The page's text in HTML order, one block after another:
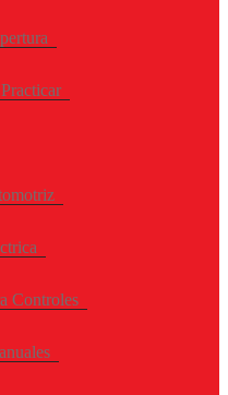
Controles